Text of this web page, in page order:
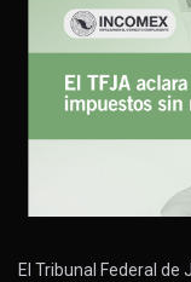
El Tribunal Federal de